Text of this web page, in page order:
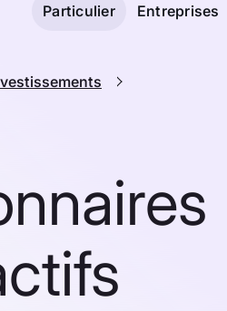
Particulier Entreprises